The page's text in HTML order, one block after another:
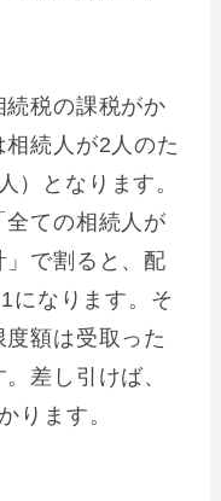
続税の課税がか
続人が2人のた
）となります。
全ての相続人が
で割ると、配
になります。そ
額は受取った
差し引けば、
ります。